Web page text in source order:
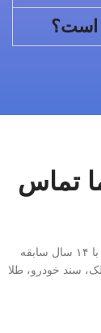
است؟
تماس
شرکت سرمایه گذاری و پرداخت سرمایه وام پارس با ۱۴ سال سابقه
سند خودرو، طلا